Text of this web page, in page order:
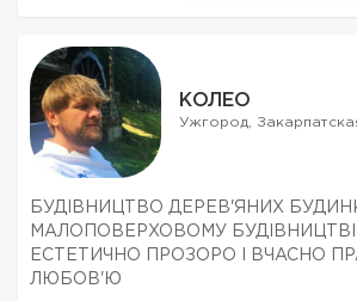
КОЛЕО
Ужгород,
БУДІВНИЦТВО ДЕРЕВ'ЯНИХ
МАЛОПОВЕРХОВОМУ
ЕСТЕТИЧНО ПРОЗОРО І ВЧАСНО
ЛЮБОВ'Ю